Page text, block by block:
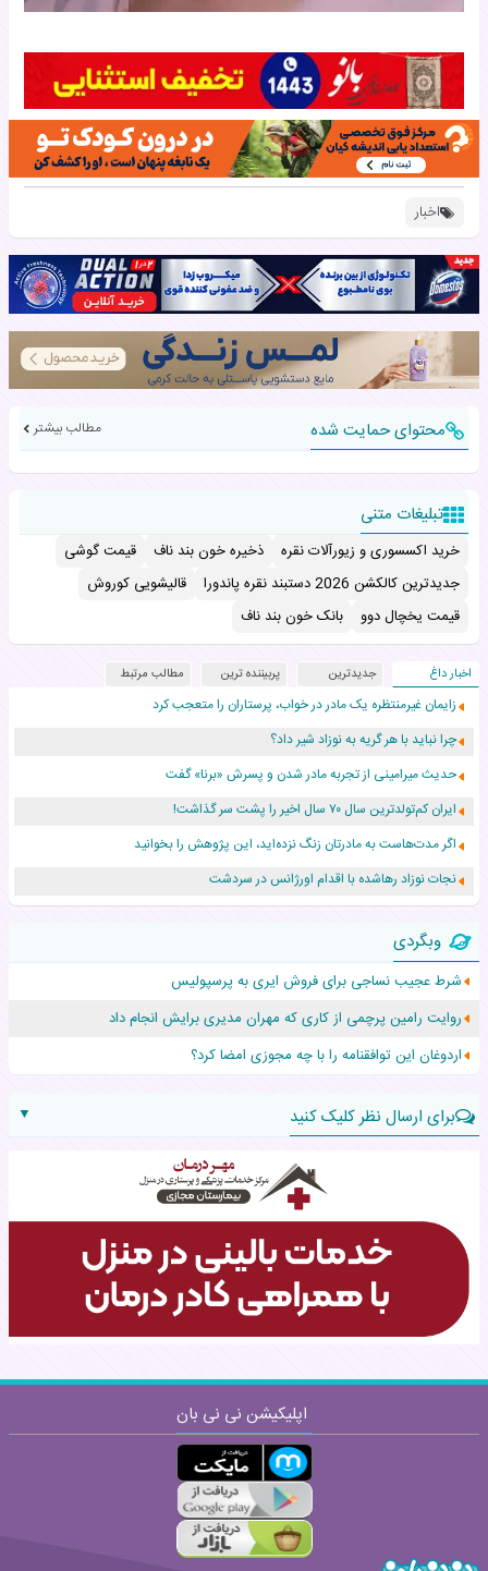
اخبار
محتوای حمایت شده مطالب بیشتر
تبلیغات متنی
خرید اکسسوری و زیورآلات نقره ذخیره خون بند ناف
قیمت گوشی
جدیدترین کالکشن 2026 دستبند نقره پاندورا
قالیشویی کوروش
قیمت یخچال دوو
بانک خون بند ناف
اخبار داغ جدیدترین پربیننده ترین مطالب مرتبط
زایمان غیرمنتظره یک مادر در خواب، پرستاران را متعجب کرد
چرا نباید با هر گریه به نوزاد شیر داد؟
حدیث میرامینی از تجربه مادر شدن و پسرش «برنا» گفت
ایران کم‌تولدترین سال ۷۰ سال اخیر را پشت سر گذاشت!
اگر مدت‌هاست به مادرتان زنگ نزده‌اید، این پژوهش را بخوانید
نجات نوزاد رهاشده با اقدام اورژانس در سردشت
زن ۲۴ ساله پس از درمان سرطان رحم، مادر شد
افزایش قد این دختر، چند میلیون دلار برای پدرش خرج داشته
حرکت غیرقانونی یک پرستار، جان دوقلوها را نجات داد!
وبگردی
شرط عجیب نساجی برای فروش ایری به پرسپولیس
روایت رامین پرچمی از کاری که مهران مدیری برایش انجام داد
اردوغان این توافقنامه را با چه مجوزی امضا کرد؟
برای ارسال نظر کلیک کنید
▼
نظر:
اپلیکیشن نی نی بان